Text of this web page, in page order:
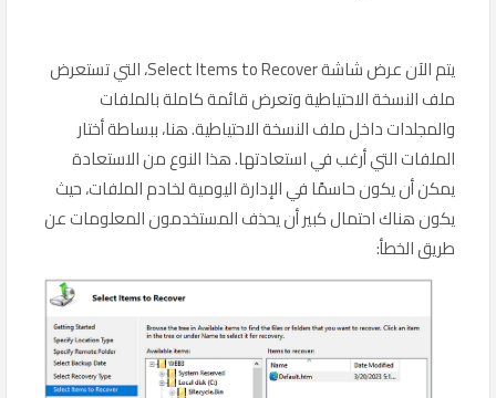
يتم الآن عرض شاشة Select Items to Recover، التي تستعرض
ملف النسخة الاحتياطية وتعرض قائمة كاملة بالملفات
والمجلدات داخل ملف النسخة الاحتياطية. هنا، ببساطة أختار
الملفات التي أرغب في استعادتها. هذا النوع من الاستعادة
يمكن أن يكون حاسمًا في الإدارة اليومية لخادم الملفات، حيث
يكون هناك احتمال كبير أن يحذف المستخدمون المعلومات عن
طريق الخطأ: